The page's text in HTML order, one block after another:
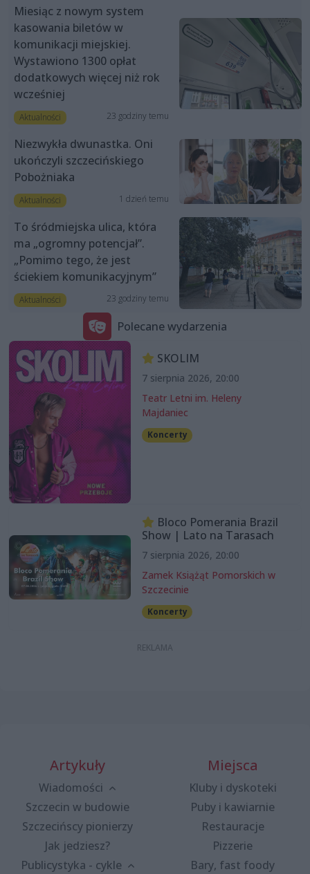
Miesiąc z nowym system
kasowania biletów w
komunikacji miejskiej.
Wystawiono 1300 opłat
dodatkowych więcej niż rok
wcześniej
Aktualności 23 godziny temu
Niezwykła dwunastka. Oni
ukończyli szczecińskiego
Pobożniaka
Aktualności 1 dzień temu
To śródmiejska ulica, która
ma „ogromny potencjał”.
„Pomimo tego, że jest
ściekiem komunikacyjnym”
Aktualności 23 godziny temu
Polecane wydarzenia
SKOLIM
7 sierpnia 2026, 20:00
Teatr Letni im. Heleny
Majdaniec
Koncerty
Bloco Pomerania Brazil
Show | Lato na Tarasach
7 sierpnia 2026, 20:00
Zamek Książąt Pomorskich w
Szczecinie
Koncerty
Artykuły
Wiadomości
Szczecin w budowie
Szczecińscy pionierzy
Jak jedziesz?
Publicystyka - cykle
Miejsca
Kluby i dyskoteki
Puby i kawiarnie
Restauracje
Pizzerie
Bary, fast foody